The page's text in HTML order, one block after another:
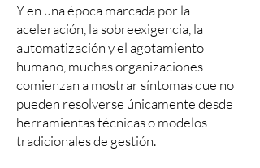
Y en una época marcada por la
aceleración, la sobreexigencia, la
automatización y el agotamiento
humano, muchas organizaciones
comienzan a mostrar síntomas que no
pueden resolverse únicamente desde
herramientas técnicas o modelos
tradicionales de gestión.